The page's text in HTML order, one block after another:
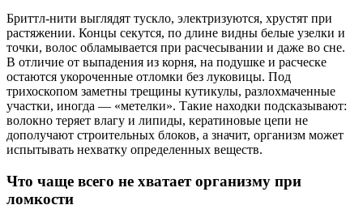
Бриттл-нити выглядят тускло, электризуются, хрустят при
растяжении. Концы секутся, по длине видны белые узелки и
точки, волос обламывается при расчесывании и даже во сне.
В отличие от выпадения из корня, на подушке и расческе
остаются укороченные отломки без луковицы. Под
трихоскопом заметны трещины кутикулы, разлохмаченные
участки, иногда — «метелки». Такие находки подсказывают:
волокно теряет влагу и липиды, кератиновые цепи не
дополучают строительных блоков, а значит, организм может
испытывать нехватку определенных веществ.
Что чаще всего не хватает организму при
ломкости